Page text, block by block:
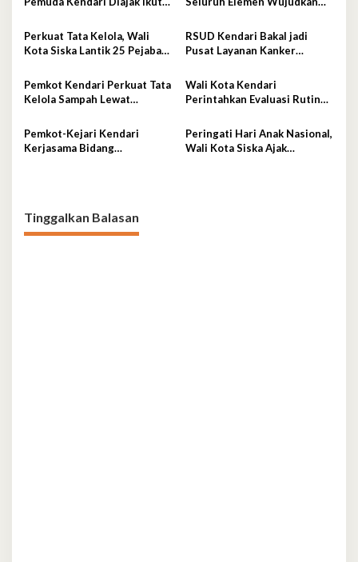
Perkuat Tata Kelola, Wali
Kota Siska Lantik 25 Pejabat
RSUD Kendari Bakal jadi
Pusat Layanan Kanker
Pemkot Kendari Perkuat Tata
Kelola Sampah Lewat
Wali Kota Kendari
Perintahkan Evaluasi Rutin
Pemkot-Kejari Kendari
Kerjasama Bidang
Peringati Hari Anak Nasional,
Wali Kota Siska Ajak
Tinggalkan Balasan